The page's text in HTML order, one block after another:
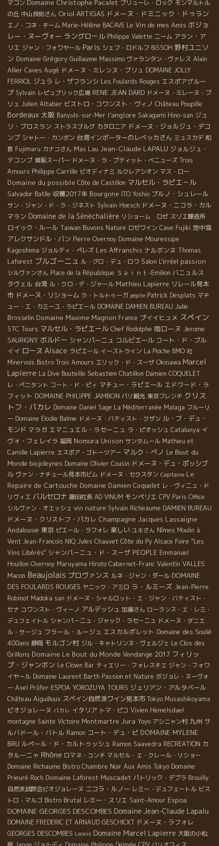
マコン Domaine Christophe Pacalet プリューレ・ロック モンマルトル
の丘 中山良則さん Oriol ARTIGAS ドメーヌ・ドミニック・ドゥラン
エノ・コネ・チーム Marie-Hélène BACAVE Le Vin de mes Amis ボジョ
レー・ヌーヴォー ラングロール Philippe Valette ニーム アラン・ア
リエ ジャン・フォワヤール Paris シェフ・ロドルフ BISSOH 野村ユニソ
ン Domaine Grégory Guillaume Massimo ヴァランタン・ヴァレス Alain
Allier Caves Augé ドメーヌ・ミレンヌ・ブリュ DOMAINE JOLLY
FERRIOL ジュラ レ・ザフランシ Les Foulards Rouges エスポアグルー
プ Sylvain レピュブリック広場 RENE JEAN DARD ドメーヌ・ミレーヌ・ブ
リュ Julien Altaber ビストロ・コワンスト・ヴィノ Château Poupille
Bordeaux 大阪 Banyuls-sur-Mer l'anglore Sakagami Hino-san ジュ
リ・ブロスラン ストラスブルグ カタロニア ドメーヌ・ジョルジュ・デコ
ンブ シャトー・カンボン 台湾インポーターのレベッカさん ミュスカデ 和
食 Fujimaru カナコさん Mas Lau Jean-Claude LAPALU ジョルジュ・
デコンブ 質販スーパー ドメーヌ・ラ・プティット・べニューズ Trois
Amours Philippe Carrille ビオディナミ ルクレアシオン マス・ロー
Domaine du possible Côte de Castillon マルセル・ラピエ－ル
Salvador Batlle 収穫2017年 Bourgone ITO Yoshio ブルノ・シュレール
サン・ジャン・ド・ラ・ジネスト Sylvain Hoesch ドメーヌ・ニコラ・カル
マラン Domaine de la Sénèchalière リショーム ロゼ スリエ醸造所
ロイック・ルール Taiwan Buvons Nature ロゼワイン Cave Fujiki 地中海
アレクサンドル・バン Pierre Overnoy Domaine Mouressipe
Kagoshima ジョルディ・ペレズ Les Affranchis ナルボンヌ Thomas
Laforest ブルゴーニュ ル・グロ・デュ・ロワ Salon L'irréel passion
シルヴァンさん Place de la République Ｓａｉｎｔ-Emilion バニュルス
タヴェル 台湾 ル・クロ・デ・ジャール Mathieu Lapierre リレール見本
市 ドメーヌ・リショーム ラ・トルトゥーガ pépite Patrick Desplats マチ
ュー・エ・カミーユ・ラピエール DOMAINE DAMIEN BUREAU Julie
Brosselin Domaine Maxime Magnon France プイイヒュメ スペイン
STC Tours マルセル・ラピエール Chef Rodolphe 南ローヌ Jerome
SAURIGNY ボルドー シャンパーニュ コルビエール コート・ド・ブル
イイ ローヌ Alsace ラピエール イーストライン La Pioche BMO 社
Minervois Bistro Trois Amours エリック・ド・スーザ Okinawa Marcel
Lapierre La Dive Bouteille Sebastien Chatillon Damien COQUELET
レ・ぺニタント コート・ド・ピィ マチュー・ラピエール エドワード・ラ
フィット DOMAINE PHILIPPE JAMBON パリ観光 東京フレンチ クリス
トフ・パカレ Domaine Daniel Sage La Méditerranée Malaga フルーリ
ー Domaine Elodie Balme ドメーヌ・バティスト・クザン ル・ブ・デュ・
モンド マラガ エマニュエル・ラセーニュ ラ・ピオッシュ Catalunya イ
ヴォ・フェレイラ 福岡 Nomura Unison サンタムール Mathieu et
Camille Lapierre エスポア・ゴトーツアー マルク・ぺノ Le Bout du
Monde biojoleynes Domaine Olivier Cousin ドメーヌ・デュ・ポッシブ
ル ヴァン・ナチュール見本市ビム ドメーヌ・セクスタン Capitaine Le
Repaire de Cartouche Domaine Damien Coquelet レ・ヴィニュ・ド
リヴィエ バルセロナ 藤田社長 AD VINUM モンペリエ CPV Paris Office
シルヴァン・オエッシュ vin nature Sylvain Richeaume DAMIEN BUREAU
ドメーヌ・クリストフ・パカレ Champagne Jacques Lassaigne
Andalousie 東京 ピエール・ラフォレ 楽しい ユキさん Nîmes Moulin à
Vent Jean-Francois NIQ Jules Chauvet Côte du Py Alsace Foire "Les
Vins Libérés" シャンパーニュ・ド・スーザ PEOPLE Emmanuel
Houillon Overnoy Maruyama Hiroto Cabernet-Franc Valentin VALLES
Macon Beaujolais プロヴァンス ルネ・ジャン・ダール DOMAINE
DES FOULARDS ROUGES ヤニック・アミロ ラ・ルミーズ Jean-Pierre
Robinot Madoka san ドメーヌ・シャルロット・エ・ジャン・バティスト・
セナ コワンスト・ヴィーノ アルデッシュ 加藤さん ローランス・エ・レミ・
デュフェイトル シャンパ－ニュ・ジャック・ラセ－ニュ ドメーヌ・ダニエ
ル・サージュ フラール・ルージュ エスカルポレット Domaine des Soulié
400ans 静岡 モルゴン村 ジル・キャトリンヌ・ヴェルジェ Le Clos des
Grillons Domaine Le Bout du Monde Vendange 2017 フィリッ
プ・ジャンボン Le Clown Bar ティエリー・フォレスチエ ジャン・フォワ
イヤール Domaine Laurent Barth Passion et Nature ボジョレ・ヌーヴォ
ー Axel Prüfer ESPOA YOROZUYA TOURS ジュリアン・アルタベール
Château Aiguilloux スペイン自然派ワイン見本市 Tokyo Musashikoyama
ビオジョレーヌ パカレ イタリア トマ・ピコ Vivien Hemelsdael
montagne Sainte Victoire Montmartre Jura Yoyo アシニャン村 九州 サ
ルバドール・バトル Ramon コート・デュ・ピ DOMAINE MYLENE
BRU ルペール・ド・カルトゥッシュ Ramon Saavedra RECREATION カ
タルーニャ Rhône ロマネ・コンチ マルセル・エ・クレール・リショー
Domaine Richaume Bistro Chambre Noir Aux Amis Tokyo Domaine
Prieuré Roch Domaine Laforest Muscadet パトリック・デプラ Brouilly
自然派試飲会ビオジョレーヌ ニコラ・ルノー レミー・デュフェートル ビス
トロ・マルゴ Bistro Brutal レミー・スリエ Saint-Amour Espoa
DOMAINE GEORGES DESCOMBES Domaine Jean-Claude Lapalu
DOMAINE FREDERIC ET ARNAUD GESCHICKT ドメーヌ・ラフォレ
GEORGES DESCOMBES Leonis Domaine Marcel Lapierre 大阪の小松